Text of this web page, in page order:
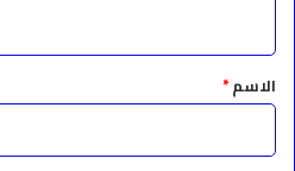
ق
*الاسم*